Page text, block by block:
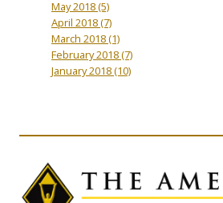
May 2018(5)
April 2018(7)
March 2018(1)
February 2018(7)
January 2018(10)